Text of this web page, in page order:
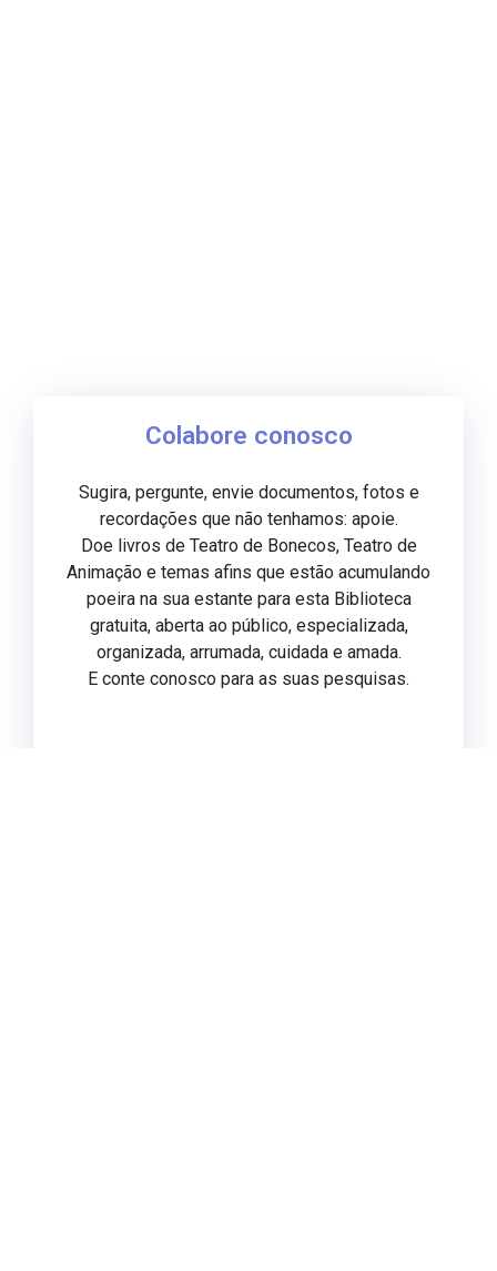
Colabore conosco
Sugira, pergunte, envie documentos, fotos e
recordações que não tenhamos: apoie.
Doe livros de Teatro de Bonecos, Teatro de
Animação e temas afins que estão acumulando
poeira na sua estante para esta Biblioteca
gratuita, aberta ao público, especializada,
organizada, arrumada, cuidada e amada.
E conte conosco para as suas pesquisas.